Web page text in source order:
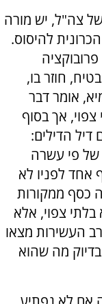
צה"ל, יש מורה
להיסוס.
חוזר בו,
אומר דבר
צפוי, אך בסוף
הדילים:
של פי עשרה
לפניו לא
כסף ממקורות
צפוי, אלא
העשירות מצאו
מה שהוא